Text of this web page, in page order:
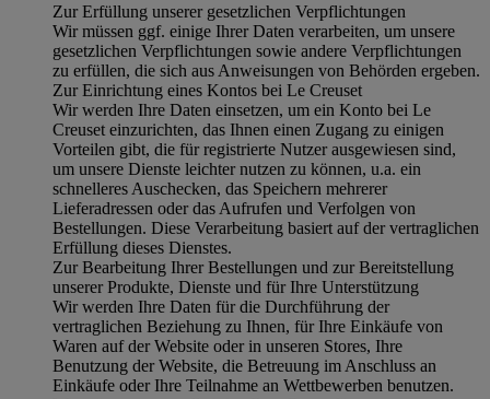
Zur Erfüllung unserer gesetzlichen Verpflichtungen
Wir müssen ggf. einige Ihrer Daten verarbeiten, um unsere
gesetzlichen Verpflichtungen sowie andere Verpflichtungen
zu erfüllen, die sich aus Anweisungen von Behörden ergeben.
Zur Einrichtung eines Kontos bei Le Creuset
Wir werden Ihre Daten einsetzen, um ein Konto bei Le
Creuset einzurichten, das Ihnen einen Zugang zu einigen
Vorteilen gibt, die für registrierte Nutzer ausgewiesen sind,
um unsere Dienste leichter nutzen zu können, u.a. ein
schnelleres Auschecken, das Speichern mehrerer
Lieferadressen oder das Aufrufen und Verfolgen von
Bestellungen. Diese Verarbeitung basiert auf der vertraglichen
Erfüllung dieses Dienstes.
Zur Bearbeitung Ihrer Bestellungen und zur Bereitstellung
unserer Produkte, Dienste und für Ihre Unterstützung
Wir werden Ihre Daten für die Durchführung der
vertraglichen Beziehung zu Ihnen, für Ihre Einkäufe von
Waren auf der Website oder in unseren Stores, Ihre
Benutzung der Website, die Betreuung im Anschluss an
Einkäufe oder Ihre Teilnahme an Wettbewerben benutzen.